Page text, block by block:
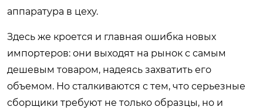
аппаратура в цеху.
Здесь же кроется и главная ошибка новых
импортеров: они выходят на рынок с самым
дешевым товаром, надеясь захватить его
объемом. Но сталкиваются с тем, что серьезные
сборщики требуют не только образцы, но и